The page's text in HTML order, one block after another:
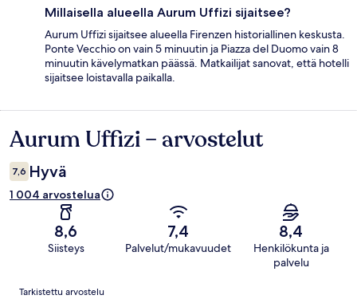
Millaisella alueella Aurum Uffizi sijaitsee?
Aurum Uffizi sijaitsee alueella Firenzen historiallinen keskusta.
Ponte Vecchio on vain 5 minuutin ja Piazza del Duomo vain 8
minuutin kävelymatkan päässä. Matkailijat sanovat, että hotelli
sijaitsee loistavalla paikalla.
Arvostelut
Aurum Uffizi – arvostelut
7,6 Hyvä
1 004 arvostelua
8,6
Siisteys
7,4
Palvelut/mukavuudet
8,4
Henkilökunta ja
palvelu
Arvostelut
Tarkistettu arvostelu